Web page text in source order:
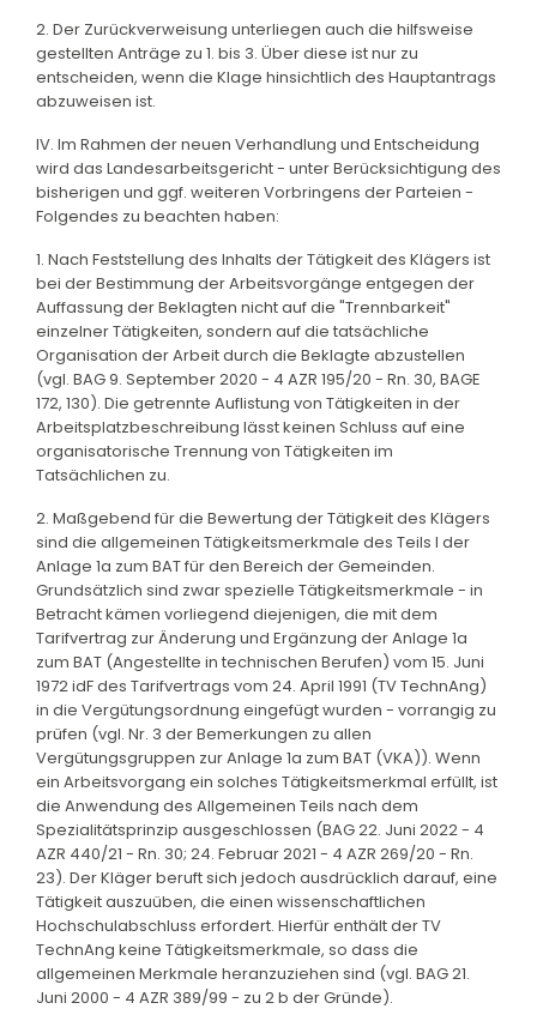
2. Der Zurückverweisung unterliegen auch die hilfsweise
gestellten Anträge zu 1. bis 3. Über diese ist nur zu
entscheiden, wenn die Klage hinsichtlich des Hauptantrags
abzuweisen ist.
IV. Im Rahmen der neuen Verhandlung und Entscheidung
wird das Landesarbeitsgericht - unter Berücksichtigung des
bisherigen und ggf. weiteren Vorbringens der Parteien -
Folgendes zu beachten haben:
1. Nach Feststellung des Inhalts der Tätigkeit des Klägers ist
bei der Bestimmung der Arbeitsvorgänge entgegen der
Auffassung der Beklagten nicht auf die "Trennbarkeit"
einzelner Tätigkeiten, sondern auf die tatsächliche
Organisation der Arbeit durch die Beklagte abzustellen
(vgl. BAG 9. September 2020 - 4 AZR 195/20 - Rn. 30, BAGE
172, 130). Die getrennte Auflistung von Tätigkeiten in der
Arbeitsplatzbeschreibung lässt keinen Schluss auf eine
organisatorische Trennung von Tätigkeiten im
Tatsächlichen zu.
2. Maßgebend für die Bewertung der Tätigkeit des Klägers
sind die allgemeinen Tätigkeitsmerkmale des Teils I der
Anlage 1a zum BAT für den Bereich der Gemeinden.
Grundsätzlich sind zwar spezielle Tätigkeitsmerkmale - in
Betracht kämen vorliegend diejenigen, die mit dem
Tarifvertrag zur Änderung und Ergänzung der Anlage 1a
zum BAT (Angestellte in technischen Berufen) vom 15. Juni
1972 idF des Tarifvertrags vom 24. April 1991 (TV TechnAng)
in die Vergütungsordnung eingefügt wurden - vorrangig zu
prüfen (vgl. Nr. 3 der Bemerkungen zu allen
Vergütungsgruppen zur Anlage 1a zum BAT (VKA)). Wenn
ein Arbeitsvorgang ein solches Tätigkeitsmerkmal erfüllt, ist
die Anwendung des Allgemeinen Teils nach dem
Spezialitätsprinzip ausgeschlossen (BAG 22. Juni 2022 - 4
AZR 440/21 - Rn. 30; 24. Februar 2021 - 4 AZR 269/20 - Rn.
23). Der Kläger beruft sich jedoch ausdrücklich darauf, eine
Tätigkeit auszuüben, die einen wissenschaftlichen
Hochschulabschluss erfordert. Hierfür enthält der TV
TechnAng keine Tätigkeitsmerkmale, so dass die
allgemeinen Merkmale heranzuziehen sind (vgl. BAG 21.
Juni 2000 - 4 AZR 389/99 - zu 2 b der Gründe).